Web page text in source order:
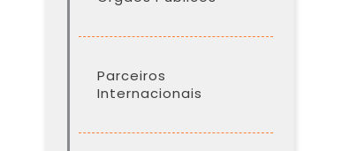
Parceiros
Internacionais